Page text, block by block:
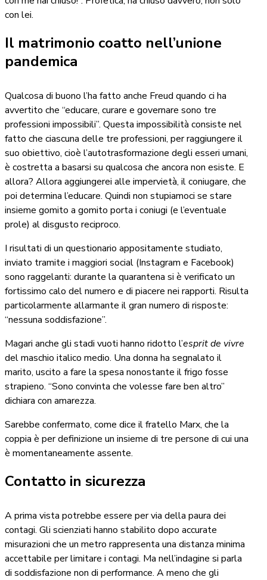
con lei.
Il matrimonio coatto nell’unione
pandemica
Qualcosa di buono l’ha fatto anche Freud quando ci ha
avvertito che “educare, curare e governare sono tre
professioni impossibili”. Questa impossibilità consiste nel
fatto che ciascuna delle tre professioni, per raggiungere il
suo obiettivo, cioè l’autotrasformazione degli esseri umani,
è costretta a basarsi su qualcosa che ancora non esiste. E
allora? Allora aggiungerei alle impervietà, il coniugare, che
poi determina l’educare. Quindi non stupiamoci se stare
insieme gomito a gomito porta i coniugi (e l’eventuale
prole) al disgusto reciproco.
I risultati di un questionario appositamente studiato,
inviato tramite i maggiori social (Instagram e Facebook)
sono raggelanti: durante la quarantena si è verificato un
fortissimo calo del numero e di piacere nei rapporti. Risulta
particolarmente allarmante il gran numero di risposte:
“nessuna soddisfazione”.
Magari anche gli stadi vuoti hanno ridotto l’esprit de vivre
del maschio italico medio. Una donna ha segnalato il
marito, uscito a fare la spesa nonostante il frigo fosse
strapieno. “Sono convinta che volesse fare ben altro”
dichiara con amarezza.
Sarebbe confermato, come dice il fratello Marx, che la
coppia è per definizione un insieme di tre persone di cui una
è momentaneamente assente.
Contatto in sicurezza
A prima vista potrebbe essere per via della paura dei
contagi. Gli scienziati hanno stabilito dopo accurate
misurazioni che un metro rappresenta una distanza minima
accettabile per limitare i contagi. Ma nell’indagine si parla
di soddisfazione non di performance. A meno che gli